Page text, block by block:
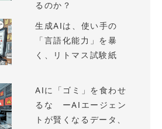
るのか？
生成AIは、使い手の
「言語化能力」を暴
く、リトマス試験紙
AIに「ゴミ」を食わせ
るな ーAIエージェン
トが賢くなるデータ、